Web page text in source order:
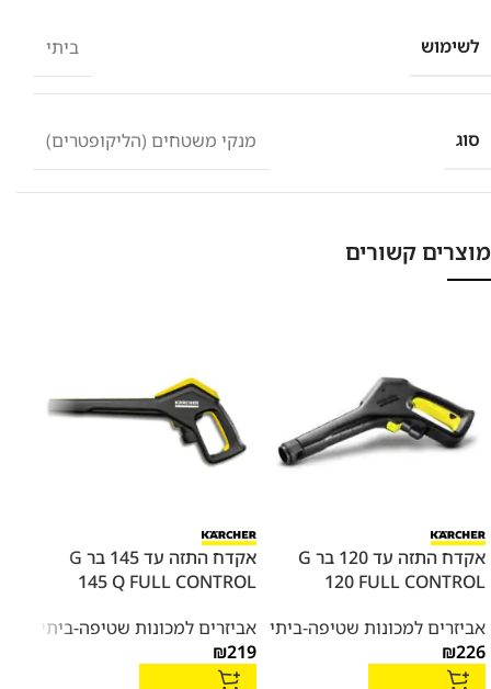
לשימוש ביתי
סוג מנקי משטחים (הליקופטרים)
מוצרים קשורים
אקדח התזה עד 120 בר G
120 FULL CONTROL
אביזרים למכונות שטיפה-ביתי
₪226
אקדח התזה עד 145 בר G
145 Q FULL CONTROL
אביזרים למכונות שטיפה-ביתי
₪219